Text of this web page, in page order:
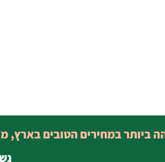
ביותר במחירים הטובים